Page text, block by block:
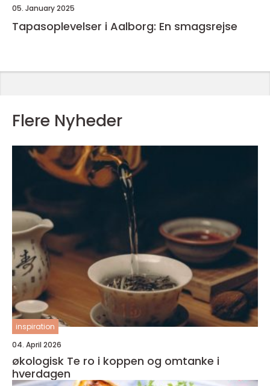
05. January 2025
Tapasoplevelser i Aalborg: En smagsrejse
Flere Nyheder
inspiration
04. April 2026
økologisk Te ro i koppen og omtanke i
hverdagen